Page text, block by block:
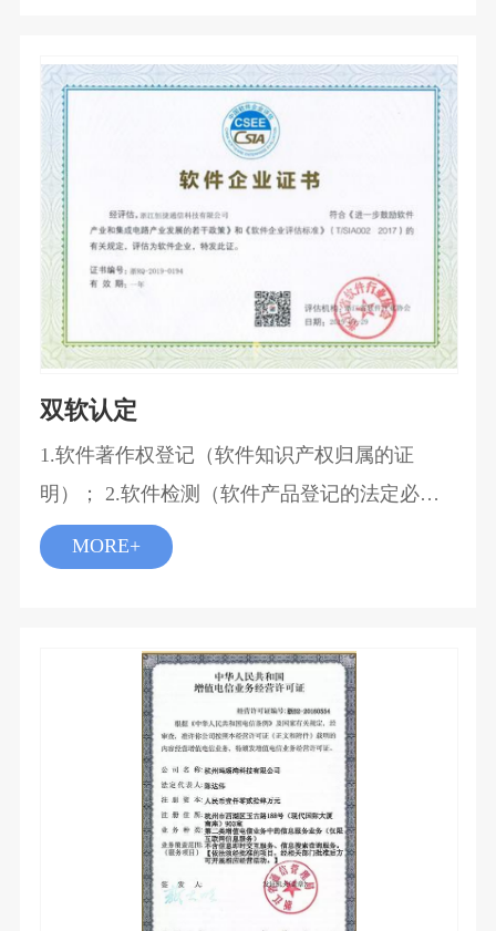
双软认定
1.软件著作权登记（软件知识产权归属的证
明）； 2.软件检测（软件产品登记的法定必经
程序）； 3.软件产品登记（信息产业部《软件
产品登记管理办法》第七条规定软件销售前必
件开发应当具备的资质）。
MORE+